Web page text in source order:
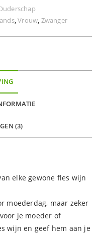
,Vrouw, Zwanger
(3)
elke gewone fles wijn
moederdag, maar zeker
je moeder of
wijn en geef hem aan je